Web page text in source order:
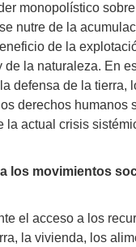
monopolístico
nutre de la
de la
la naturaleza. En
defensa de la tierra,
derechos humanos
actual crisis
los movimientos
el acceso a los
la vivienda, los